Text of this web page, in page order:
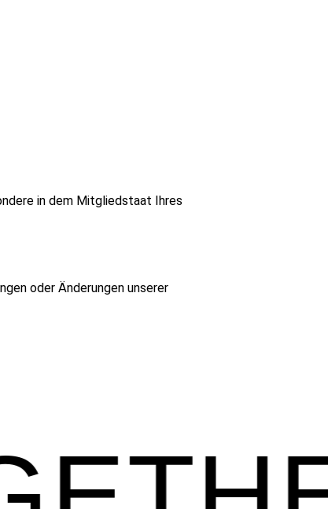
in dem Mitgliedstaat Ihres
oder Änderungen unserer